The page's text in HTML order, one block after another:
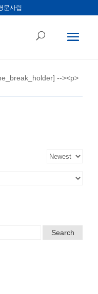
문사립
--><p>
Search